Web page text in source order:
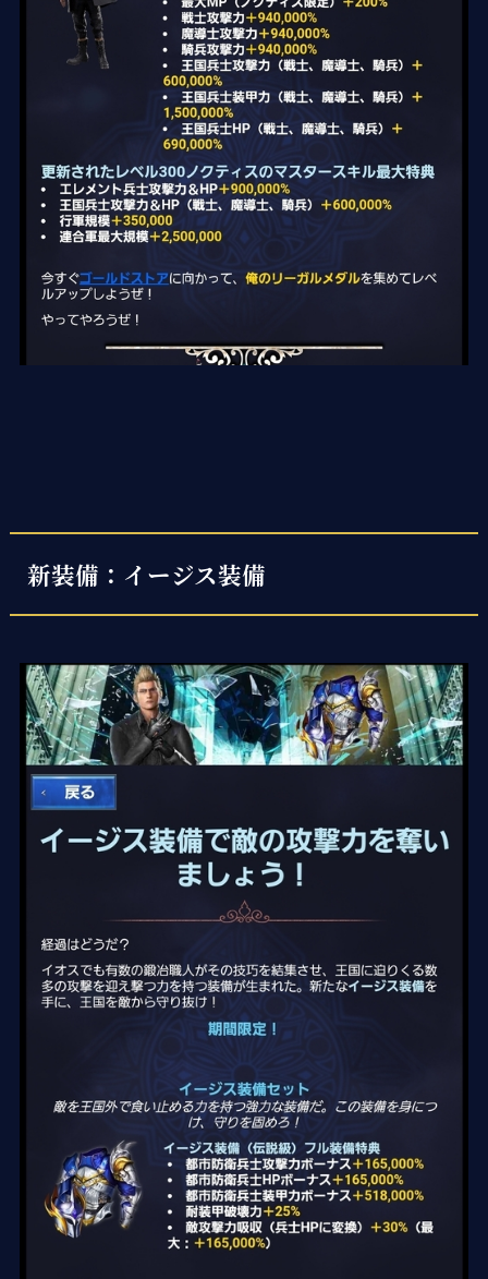
新装備：イージス装備